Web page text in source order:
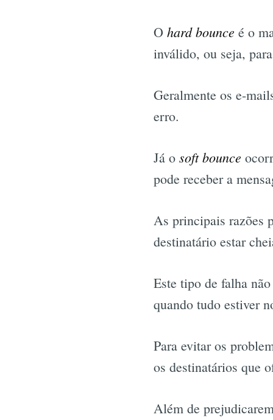
O hard bounce é o
inválido, ou seja,
Geralmente os e-
erro.
Já o soft bounce
pode receber a
As principais razões
destinatário estar
Este tipo de falha
quando tudo estiver
Para evitar os
os destinatários que
Além de